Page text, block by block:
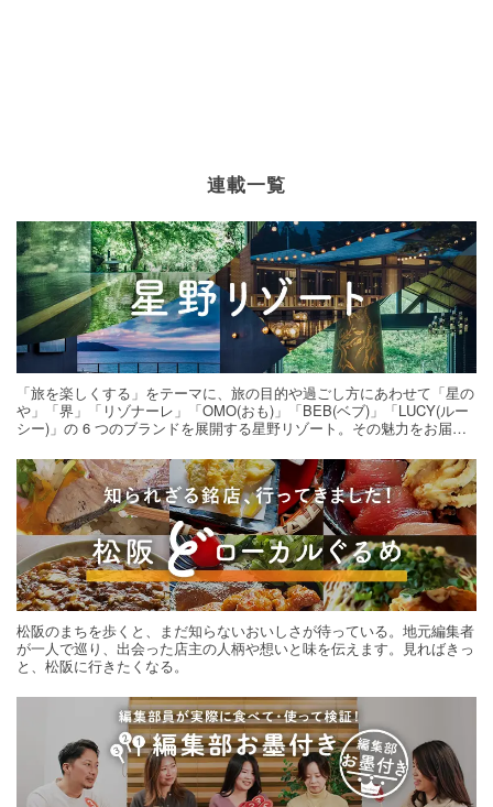
連載一覧
「旅を楽しくする」をテーマに、旅の目的や過ごし方にあわせて「星の
や」「界」「リゾナーレ」「OMO(おも)」「BEB(ベブ)」「LUCY(ルー
シー)」の 6 つのブランドを展開する星野リゾート。その魅力をお届け
松阪のまちを歩くと、まだ知らないおいしさが待っている。地元編集者
が一人で巡り、出会った店主の人柄や想いと味を伝えます。見ればきっ
と、松阪に行きたくなる。